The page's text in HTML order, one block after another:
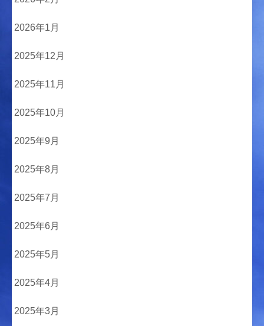
2026年1月
2025年12月
2025年11月
2025年10月
2025年9月
2025年8月
2025年7月
2025年6月
2025年5月
2025年4月
2025年3月